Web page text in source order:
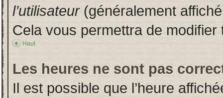
l’utilisateur(généralement
Cela vous permettra de
Haut
Les heures ne sont pas
Il est possible que l’heure